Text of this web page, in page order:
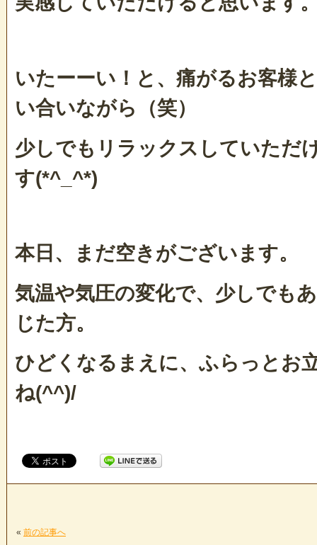
いたーーい！と、痛がるお客様
い合いながら（笑）
少しでもリラックスしていただ
す(*^_^*)
本日、まだ空きがございます。
気温や気圧の変化で、少しでも
じた方。
ひどくなるまえに、ふらっとお
ね(^^)/
« 前の記事へ